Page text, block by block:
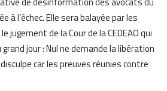
à l’échec. Elle sera balayée par les
jugement de la Cour de la CEDEAO qui
jour : Nul ne demande la libération
car les preuves réunies contre